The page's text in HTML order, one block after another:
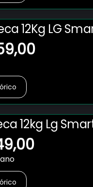
12Kg LG
de Lavagem -
12kg Lg
De Lavagem -